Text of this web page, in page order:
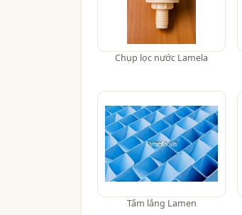
Chụp lọc nước Lamela
Tấm lắng Lamen